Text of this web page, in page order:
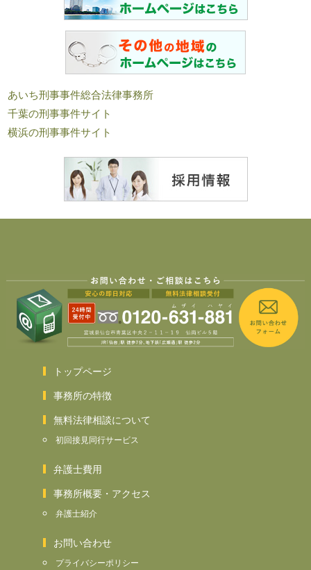
あいち刑事事件総合法律事務所
千葉の刑事事件サイト
横浜の刑事事件サイト
トップページ
事務所の特徴
無料法律相談について
初回接見同行サービス
弁護士費用
事務所概要・アクセス
弁護士紹介
お問い合わせ
プライバシーポリシー